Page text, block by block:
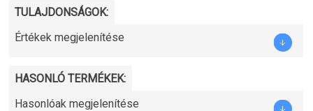
TULAJDONSÁGOK:
Értékek megjelenítése
HASONLÓ TERMÉKEK:
Hasonlóak megjelenítése